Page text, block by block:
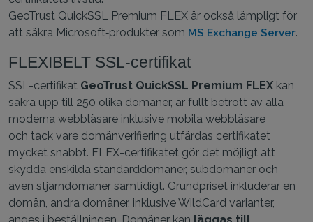
GeoTrust QuickSSL Premium FLEX är också lämpligt för
att säkra Microsoft‑produkter som MS Exchange Server.
FLEXIBELT SSL-certifikat
SSL-certifikat GeoTrust QuickSSL Premium FLEX kan
säkra upp till 250 olika domäner, är fullt betrott av alla
moderna webbläsare inklusive mobila webbläsare
och tack vare domänverifiering utfärdas certifikatet
mycket snabbt. FLEX-certifikatet gör det möjligt att
skydda enskilda standarddomäner, subdomäner och
även stjärndomäner samtidigt. Grundpriset inkluderar en
domän, andra domäner, inklusive WildCard varianter,